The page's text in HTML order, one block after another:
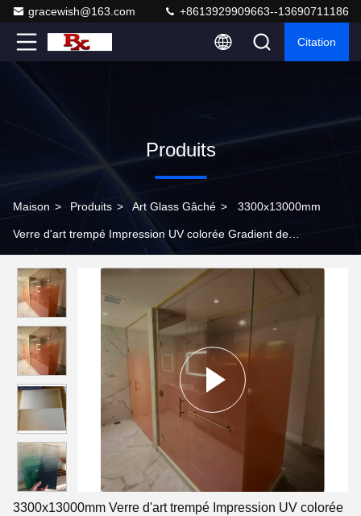
gracewish@163.com +8613929909663--13690711186
Citation
Produits
Maison > Produits > Art Glass Gâché > 3300x13000mm
Verre d'art trempé Impression UV colorée Gradient de
3300x13000mm Verre d'art trempé Impression UV colorée